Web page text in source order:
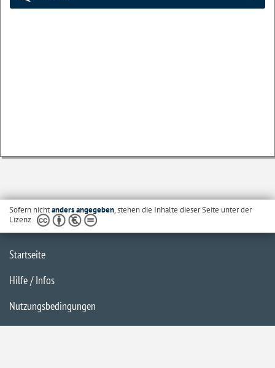
Sofern nichtanders angegeben, stehen die Inhalte dieser Seite unter der
Lizenz
Startseite
Hilfe / Infos
Nutzungsbedingungen